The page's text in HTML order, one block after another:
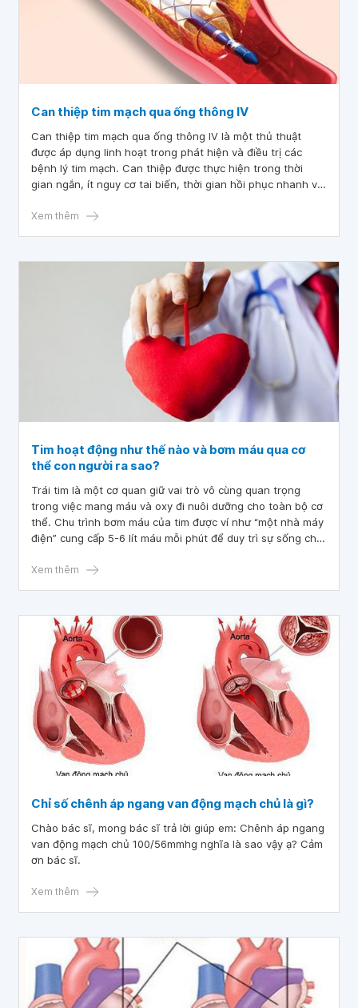
Can thiệp tim mạch qua ống thông IV
Can thiệp tim mạch qua ống thông IV là một thủ thuật
được áp dụng linh hoạt trong phát hiện và điều trị các
bệnh lý tim mạch. Can thiệp được thực hiện trong thời
gian ngắn, ít nguy cơ tai biến, thời gian hồi phục nhanh và
Xem thêm
Tim hoạt động như thế nào và bơm máu qua cơ
thể con người ra sao?
Trái tim là một cơ quan giữ vai trò vô cùng quan trọng
trong việc mang máu và oxy đi nuôi dưỡng cho toàn bộ cơ
thể. Chu trình bơm máu của tim được ví như “một nhà máy
điện” cung cấp 5-6 lít máu mỗi phút để duy trì sự sống cho
Xem thêm
Chỉ số chênh áp ngang van động mạch chủ là gì?
Chào bác sĩ, mong bác sĩ trả lời giúp em: Chênh áp ngang
van động mạch chủ 100/56mmhg nghĩa là sao vậy ạ? Cảm
ơn bác sĩ.
Xem thêm